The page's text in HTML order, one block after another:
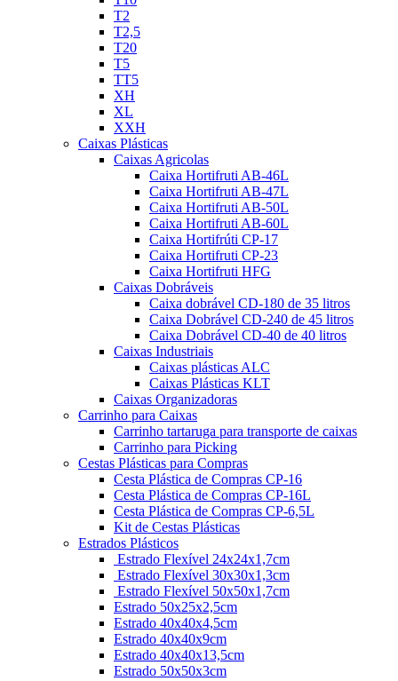
T2
T2,5
T20
T5
TT5
XH
XL
XXH
Caixas Plásticas
Caixas Agricolas
Caixa Hortifruti AB-46L
Caixa Hortifruti AB-47L
Caixa Hortifruti AB-50L
Caixa Hortifruti AB-60L
Caixa Hortifrúti CP-17
Caixa Hortifruti CP-23
Caixa Hortifruti HFG
Caixas Dobráveis
Caixa dobrável CD-180 de 35 litros
Caixa Dobrável CD-240 de 45 litros
Caixa Dobrável CD-40 de 40 litros
Caixas Industriais
Caixas plásticas ALC
Caixas Plásticas KLT
Caixas Organizadoras
Carrinho para Caixas
Carrinho tartaruga para transporte de caixas
Carrinho para Picking
Cestas Plásticas para Compras
Cesta Plástica de Compras CP-16
Cesta Plástica de Compras CP-16L
Cesta Plástica de Compras CP-6,5L
Kit de Cestas Plásticas
Estrados Plásticos
Estrado Flexível 24x24x1,7cm
Estrado Flexível 30x30x1,3cm
Estrado Flexível 50x50x1,7cm
Estrado 50x25x2,5cm
Estrado 40x40x4,5cm
Estrado 40x40x9cm
Estrado 40x40x13,5cm
Estrado 50x50x3cm